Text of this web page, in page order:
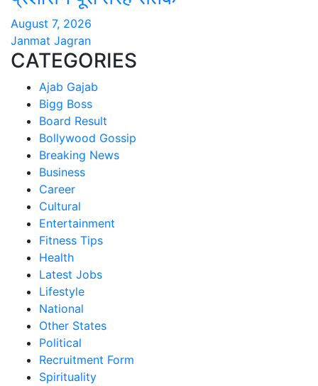
August 7, 2026
Janmat Jagran
CATEGORIES
Ajab Gajab
Bigg Boss
Board Result
Bollywood Gossip
Breaking News
Business
Career
Cultural
Entertainment
Fitness Tips
Health
Latest Jobs
Lifestyle
National
Other States
Political
Recruitment Form
Spirituality